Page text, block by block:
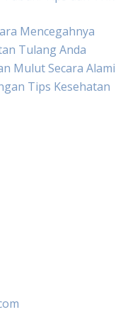
Mencegahnya
Tulang Anda
Mulut Secara Alami
Tips Kesehatan